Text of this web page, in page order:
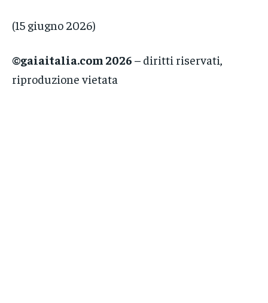
(15 giugno 2026)
©gaiaitalia.com 2026 – diritti riservati,
riproduzione vietata